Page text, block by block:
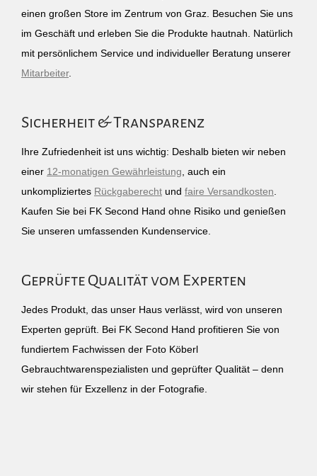
einen großen Store im Zentrum von Graz. Besuchen Sie uns
im Geschäft und erleben Sie die Produkte hautnah. Natürlich
mit persönlichem Service und individueller Beratung unserer
Mitarbeiter.
Sicherheit & Transparenz
Ihre Zufriedenheit ist uns wichtig: Deshalb bieten wir neben
einer 12-monatigen Gewährleistung , auch ein
unkompliziertes Rückgaberecht und faire Versandkosten
Kaufen Sie bei FK Second Hand ohne Risiko und genießen
Sie unseren umfassenden Kundenservice.
Geprüfte Qualität vom Experten
Jedes Produkt, das unser Haus verlässt, wird von unseren
Experten geprüft. Bei FK Second Hand profitieren Sie von
fundiertem Fachwissen der Foto Köberl
Gebrauchtwarenspezialisten und geprüfter Qualität – denn
wir stehen für Exzellenz in der Fotografie.